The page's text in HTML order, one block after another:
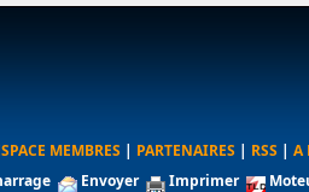
MEMBRES | PARTENAIRES | RSS | A
Envoyer Imprimer